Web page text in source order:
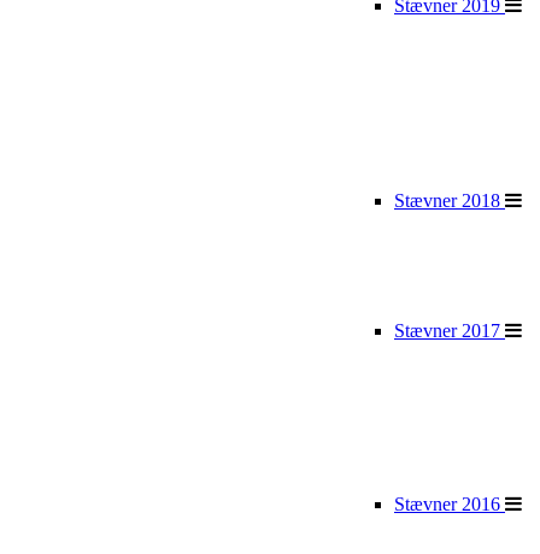
Stævner 2019
Stævner 2018
Stævner 2017
Stævner 2016